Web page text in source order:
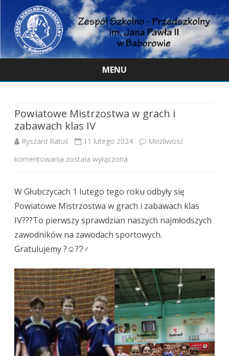
MENU
Powiatowe Mistrzostwa w grach i
zabawach klas IV
Ryszard Ratuś 11 lutego 2024
Możliwość
komentowania Powiatowe
w
zabawach
klas
IV
została wyłączona
W Głubczycach 1 lutego tego roku odbyły się
Powiatowe Mistrzostwa w grach i zabawach klas
IV???To pierwszy sprawdzian naszych najmłodszych
zawodników na zawodach sportowych.
Gratulujemy ?☺??‍♂